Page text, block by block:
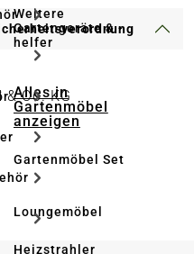
Weitere
Gartengeräte & -
helfer
Alles in
Gartenmöbel
anzeigen
Gartenmöbel Set
Loungemöbel
Heizstrahler
Co. KG